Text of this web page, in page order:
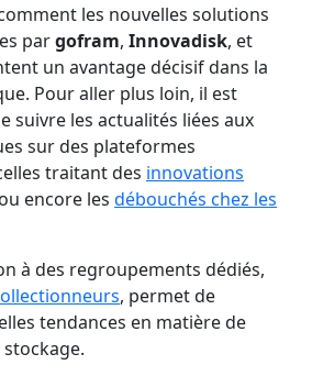
les nouvelles solutions
pargofram, Innovadisk, et
un avantage décisif dans la
Pour aller plus loin, il est
suivre les actualités liées aux
sur des plateformes
traitant des innovations
ou encore les débouchés chez les
à des regroupements dédiés,
, permet de
tendances en matière de